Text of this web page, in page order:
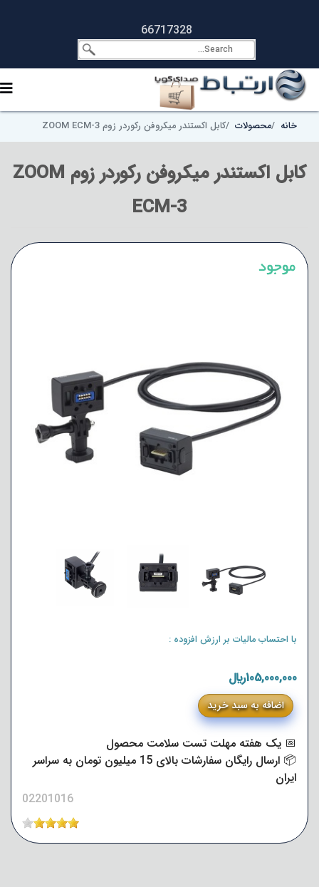
66717328
خانه محصولات کابل اکستندر میکروفن رکوردر زوم ZOOM ECM-3
کابل اکستندر میکروفن رکوردر زوم ZOOM
ECM-3
با احتساب مالیات بر ارزش افزوده :
105,000,000﷼
اضافه به سبد خرید
📅 یک هفته مهلت تست سلامت محصول
📦 ارسال رایگان سفارشات بالای 15 میلیون تومان به سراسر
ایران
02201016